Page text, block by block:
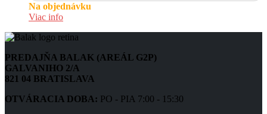
Na objednávku
Viac info
PREDAJŇA BALAK (AREÁL G2P)
GALVANIHO 2/A
821 04 BRATISLAVA
OTVÁRACIA DOBA: PO - PIA 7:00 - 15:30